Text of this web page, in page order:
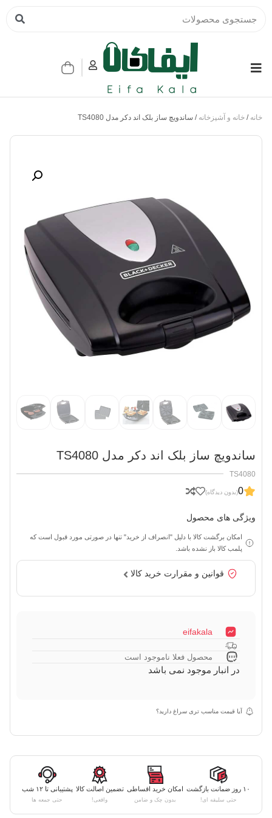
خانه / خانه و آشپزخانه / ساندویچ ساز بلک اند دکر مدل TS4080
ساندویچ ساز بلک اند دکر مدل TS4080
TS4080
0(بدون دیدگاه)
ویژگی های محصول
امکان برگشت کالا با دلیل "انصراف از خرید" تنها در صورتی مورد قبول است که
پلمب کالا باز نشده باشد.
قوانین و مقرارت خرید کالا
eifakala
محصول فعلا ناموجود است
در انبار موجود نمی باشد
آیا قیمت مناسب تری سراغ دارید؟
۱۰ روز ضمانت بازگشت
حتی سلیقه ای!
امکان خرید اقساطی
بدون چک و ضامن
تضمین اصالت کالا
واقعی!
پشتیبانی تا ۱۲ شب
حتی جمعه ها